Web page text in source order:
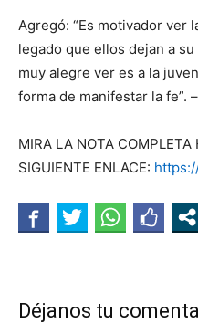
Agregó: “Es motivador ver
legado que ellos dejan a
muy alegre ver es a la
forma de manifestar la fe”. –
MIRA LA NOTA COMPLETA
SIGUIENTE ENLACE:
Déjanos tu